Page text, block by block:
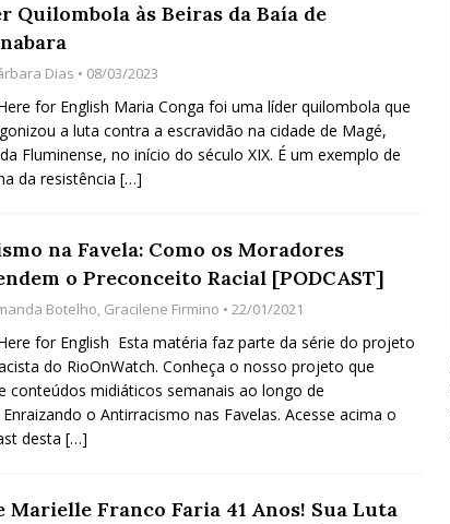
Quilombola às Beiras da Baía de
Dias • 08/03/2023
for English Maria Conga foi uma líder quilombola que
a luta contra a escravidão na cidade de Magé,
Fluminense, no início do século XIX. É um exemplo de
da resistência […]
na Favela: Como os Moradores
o Preconceito Racial [PODCAST]
Botelho, Gracilene Firmino • 22/01/2021
for English Esta matéria faz parte da série do projeto
do RioOnWatch. Conheça o nosso projeto que
conteúdos midiáticos semanais ao longo de
Enraizando o Antirracismo nas Favelas. Acesse acima o
desta […]
Marielle Franco Faria 41 Anos! Sua Luta